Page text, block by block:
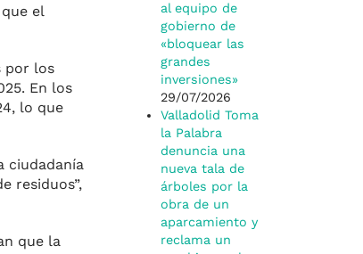
el
por los
En los
lo que
ciudadanía
residuos”,
que la
al equipo de
gobierno de
«bloquear las
grandes
inversiones»
29/07/2026
Valladolid Toma
la Palabra
denuncia una
nueva tala de
árboles por la
obra de un
aparcamiento y
reclama un